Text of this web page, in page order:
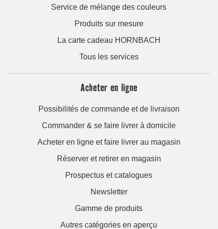
Service de mélange des couleurs
Produits sur mesure
La carte cadeau HORNBACH
Tous les services
Acheter en ligne
Possibilités de commande et de livraison
Commander & se faire livrer à domicile
Acheter en ligne et faire livrer au magasin
Réserver et retirer en magasin
Prospectus et catalogues
Newsletter
Gamme de produits
Autres catégories en aperçu